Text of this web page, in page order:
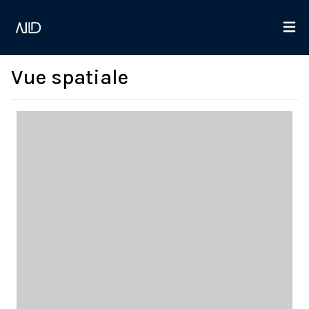
Vue spatiale